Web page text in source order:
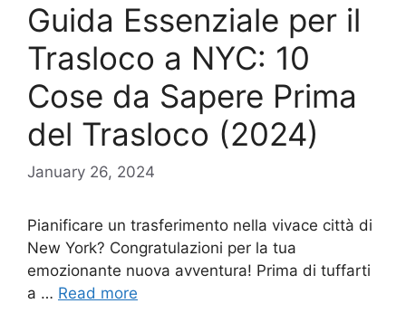
Guida Essenziale per il
Trasloco a NYC: 10
Cose da Sapere Prima
del Trasloco (2024)
January 26, 2024
Pianificare un trasferimento nella vivace città di
New York? Congratulazioni per la tua
emozionante nuova avventura! Prima di tuffarti
a … Read more